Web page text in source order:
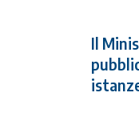
Il